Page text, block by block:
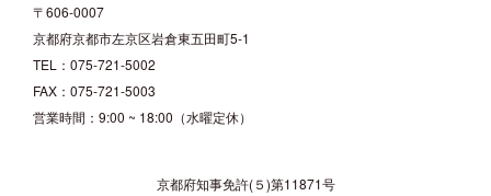
〒606-0007
京都府京都市左京区岩倉東五田町5-1
TEL：075-721-5002
FAX：075-721-5003
営業時間：9:00 ~ 18:00（水曜定休）
京都府知事免許(５)第11871号